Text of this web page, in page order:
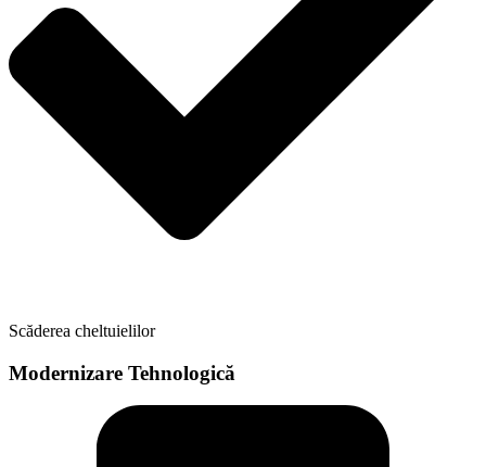
Scăderea cheltuielilor
Modernizare Tehnologică